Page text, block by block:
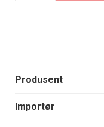
Produsent
Importør